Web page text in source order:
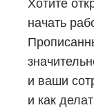
Хотите
начать
и ваши
и как